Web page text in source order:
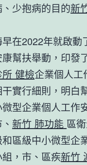
少抱病的目的新
在2022年就啟動
幫扶舉動，印發
所 健檢企業個人工
實行細則，明白
型企業個人工作
新竹 肺功能 區
區級中小微型企
，市、區疾新竹